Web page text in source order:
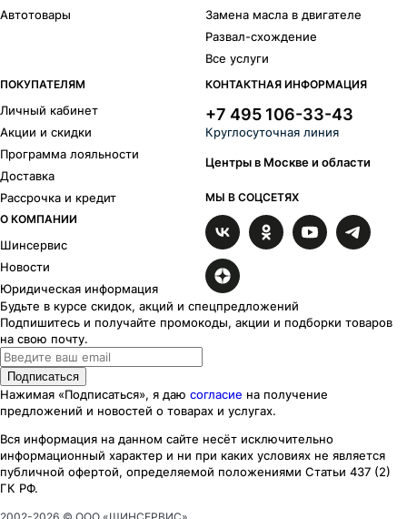
Автотовары
Замена масла в двигателе
Развал-схождение
Все услуги
ПОКУПАТЕЛЯМ
Личный кабинет
Акции и скидки
Программа лояльности
Доставка
Рассрочка и кредит
О КОМПАНИИ
Шинсервис
Новости
Юридическая информация
КОНТАКТНАЯ ИНФОРМАЦИЯ
+7 495 106-33-43
Круглосуточная линия
Центры в Москве и области
МЫ В СОЦСЕТЯХ
Будьте в курсе скидок, акций и спецпредложений
Подпишитесь и получайте промокоды, акции и подборки товаров
на свою почту.
Подписаться
Нажимая «Подписаться», я даю согласие на получение
предложений и новостей о товарах и услугах.
Вся информация на данном сайте несёт исключительно
информационный характер и ни при каких условиях не является
публичной офертой, определяемой положениями Статьи 437 (2)
ГК РФ.